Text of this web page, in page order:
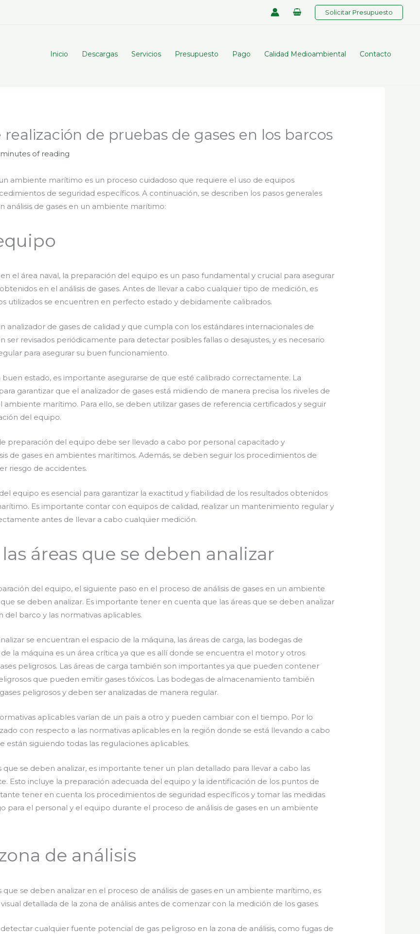
Solicitar Presupuesto
Inicio Descargas Servicios Presupuesto Pago Calidad Medioambiental Contacto
realización de pruebas de gases en los barcos
minutes of reading
ambiente marítimo es un proceso cuidadoso que requiere el uso de equipos
de seguridad específicos. A continuación, se describen los pasos generales
análisis de gases en un ambiente marítimo:
el área naval, la preparación del equipo es un paso fundamental y crucial para asegurar
en el análisis de gases. Antes de llevar a cabo cualquier tipo de medición, es
utilizados se encuentren en perfecto estado y debidamente calibrados.
analizador de gases de calidad y que cumpla con los estándares internacionales de
ser revisados periódicamente para detectar posibles fallas o desajustes, y es necesario
para asegurar su buen funcionamiento.
estado, es importante asegurarse de que esté calibrado correctamente. La
garantizar que el analizador de gases está midiendo de manera precisa los niveles de
marítimo. Para ello, se deben utilizar gases de referencia certificados y seguir
del equipo.
preparación del equipo debe ser llevado a cabo por personal capacitado y
de gases en ambientes marítimos. Además, se deben seguir los procedimientos de
riesgo de accidentes.
equipo es esencial para garantizar la exactitud y fiabilidad de los resultados obtenidos
Es importante contar con equipos de calidad, realizar un mantenimiento regular y
antes de llevar a cabo cualquier medición.
áreas que se deben analizar
del equipo, el siguiente paso en el proceso de análisis de gases en un ambiente
se deben analizar. Es importante tener en cuenta que las áreas que se deben analizar
barco y las normativas aplicables.
se encuentran el espacio de la máquina, las áreas de carga, las bodegas de
la máquina es un área crítica ya que es allí donde se encuentra el motor y otros
peligrosos. Las áreas de carga también son importantes ya que pueden contener
que pueden emitir gases tóxicos. Las bodegas de almacenamiento también
peligrosos y deben ser analizadas de manera regular.
aplicables varían de un país a otro y pueden cambiar con el tiempo. Por lo
con respecto a las normativas aplicables en la región donde se está llevando a cabo
están siguiendo todas las regulaciones aplicables.
que se deben analizar, es importante tener un plan detallado para llevar a cabo las
Esto incluye la preparación adecuada del equipo y la identificación de los puntos de
tener en cuenta los procedimientos de seguridad específicos y tomar las medidas
para el personal y el equipo durante el proceso de análisis de gases en un ambiente
de análisis
que se deben analizar en el proceso de análisis de gases en un ambiente marítimo, es
detallada de la zona de análisis antes de comenzar con la medición de los gases.
cualquier fuente potencial de gas peligroso en la zona de análisis, como fugas de